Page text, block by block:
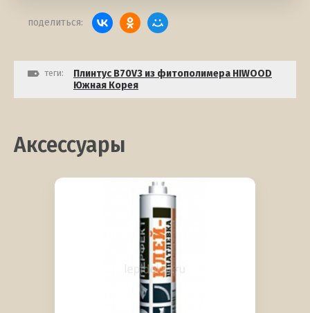
поделиться:
теги:
Плинтус B70V3 из фитополимера HIWOOD
Южная Корея
Аксессуары